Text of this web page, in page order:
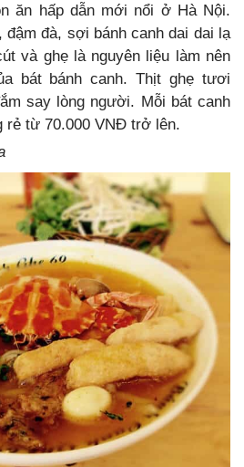
ăn hấp dẫn mới nổi ở Hà Nội.
đậm đà, sợi bánh canh dai dai lạ
và ghẹ là nguyên liệu làm nên
bát bánh canh. Thịt ghẹ tươi
say lòng người. Mỗi bát canh
rẻ từ 70.000 VNĐ trở lên.